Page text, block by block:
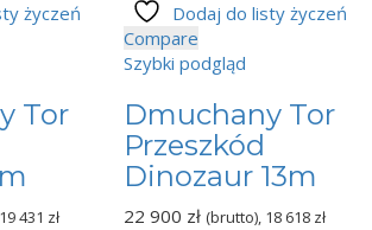
życzeń
Tor
19 431 zł
Dodaj do listy życzeń
Compare
Szybki podgląd
Dmuchany Tor
Przeszkód
Dinozaur 13m
22 900 zł (brutto), 18 618 zł